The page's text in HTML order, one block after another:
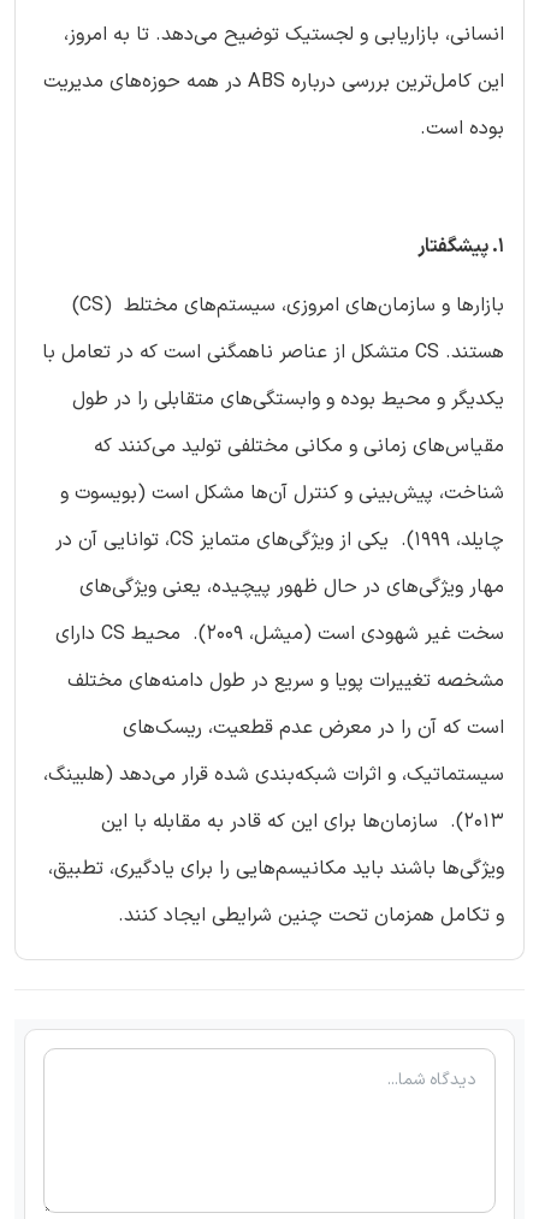
انسانی، بازاریابی و لجستیک توضیح می‌دهد. تا به امروز،
این کامل‌ترین بررسی درباره ABS در همه حوزه‌های مدیریت
بوده است.
۱. پیشگفتار
بازارها و سازمان‌های امروزی، سیستم‌های مختلط (CS)
هستند. CS متشکل از عناصر ناهمگنی است که در تعامل با
یکدیگر و محیط بوده و وابستگی‌های متقابلی را در طول
مقیاس‌های زمانی و مکانی مختلفی تولید می‌کنند که
شناخت، پیش‌بینی و کنترل آن‌ها مشکل است (بویسوت و
چایلد، ۱۹۹۹). یکی از ویژگی‌های متمایز CS، توانایی آن در
مهار ویژگی‌های در حال ظهور پیچیده، یعنی ویژگی‌های
سخت غیر شهودی است (میشل، ۲۰۰۹). محیط CS دارای
مشخصه تغییرات پویا و سریع در طول دامنه‌های مختلف
است که آن را در معرض عدم قطعیت، ریسک‌های
سیستماتیک، و اثرات شبکه‌بندی شده قرار می‌دهد (هلبینگ،
۲۰۱۳). سازمان‌ها برای این که قادر به مقابله با این
ویژگی‌ها باشند باید مکانیسم‌هایی را برای یادگیری، تطبیق،
و تکامل همزمان تحت چنین شرایطی ایجاد کنند.